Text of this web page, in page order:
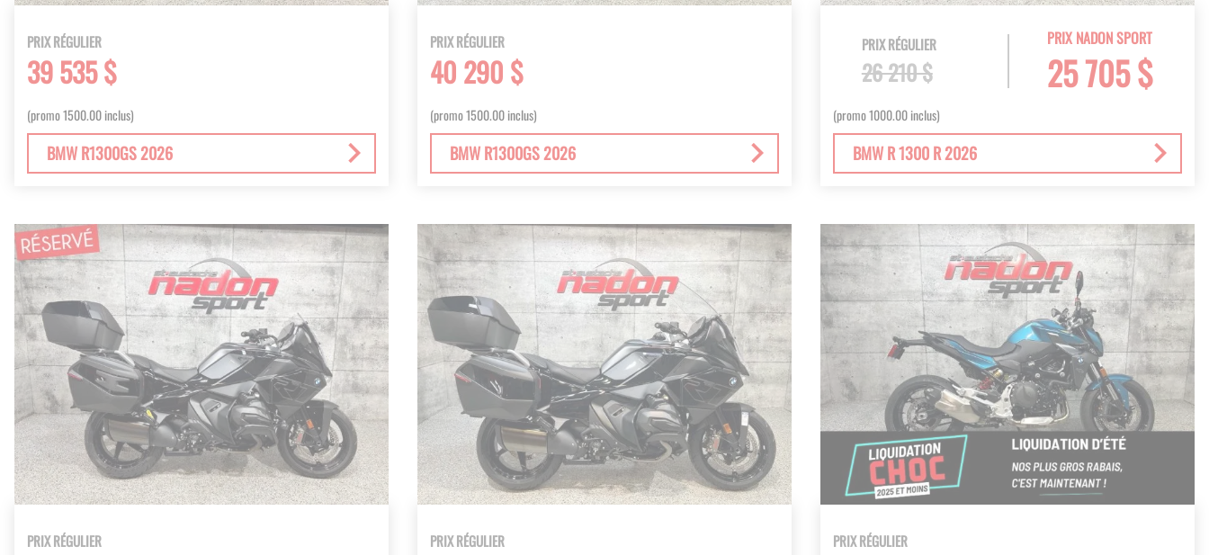
PRIX RÉGULIER
39 535 $
(promo 1500.00 inclus)
BMW R1300GS 2026
PRIX RÉGULIER
40 290 $
(promo 1500.00 inclus)
BMW R1300GS 2026
PRIX NADON SPORT
25 705 $
PRIX RÉGULIER
26 210 $
(promo 1000.00 inclus)
BMW R 1300 R 2026
PRIX RÉGULIER PRIX RÉGULIER PRIX RÉGULIER